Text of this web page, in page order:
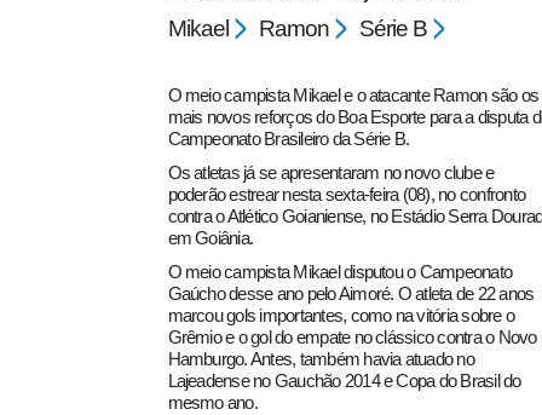
pecbol.com
Mikael
Ramon Série B
O meio campista Mikael e o atacante Ramon são os
mais novos reforços do Boa Esporte para a disputa
Campeonato Brasileiro da Série B.
Os atletas já se apresentaram no novo clube e
poderão estrear nesta sexta-feira (08), no confronto
contra o Atlético Goianiense, no Estádio Serra
em Goiânia.
O meio campista Mikael disputou o Campeonato
Gaúcho desse ano pelo Aimoré. O atleta de 22 anos
marcou gols importantes, como na vitória sobre o
Grêmio e o gol do empate no clássico contra o Novo
Hamburgo. Antes, também havia atuado no
Lajeadense no Gauchão 2014 e Copa do Brasil do
mesmo ano.